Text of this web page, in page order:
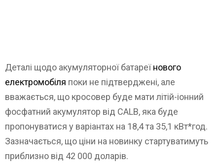
Деталі щодо акумуляторної батареїнового
електромобіля поки не підтверджені, але
вважається, що кросовер буде мати літій-іонний
фосфатний акумулятор від CALB, яка буде
пропонуватися у варіантах на 18,4 та 35,1 кВт*год.
Зазначається, що ціни на новинку стартуватимуть
приблизно від 42 000 доларів.